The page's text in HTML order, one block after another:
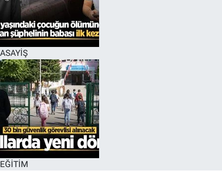
ASAYİŞ
EĞİTİM
EĞİTİM
ÖZEL HABER
HALK54 PANORAMA